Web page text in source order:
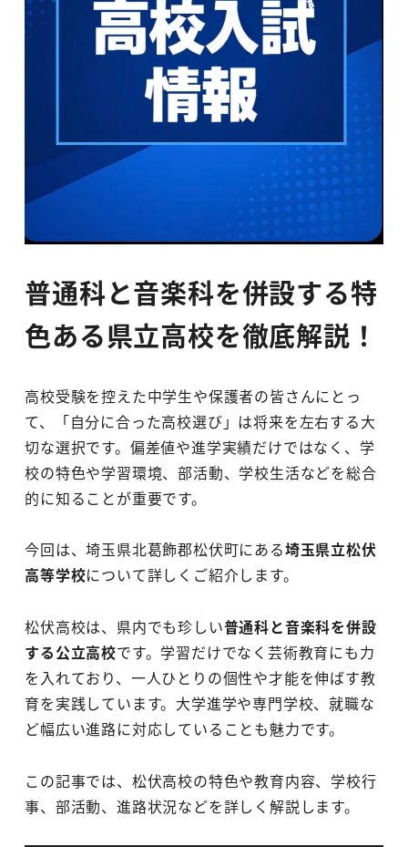
普通科と音楽科を併設する特
色ある県立高校を徹底解説！
高校受験を控えた中学生や保護者の皆さんにとっ
て、「自分に合った高校選び」は将来を左右する大
切な選択です。偏差値や進学実績だけではなく、学
校の特色や学習環境、部活動、学校生活などを総合
的に知ることが重要です。
今回は、埼玉県北葛飾郡松伏町にある埼玉県立松伏
高等学校について詳しくご紹介します。
松伏高校は、県内でも珍しい普通科と音楽科を併設
する公立高校です。学習だけでなく芸術教育にも力
を入れており、一人ひとりの個性や才能を伸ばす教
育を実践しています。大学進学や専門学校、就職な
ど幅広い進路に対応していることも魅力です。
この記事では、松伏高校の特色や教育内容、学校行
事、部活動、進路状況などを詳しく解説します。